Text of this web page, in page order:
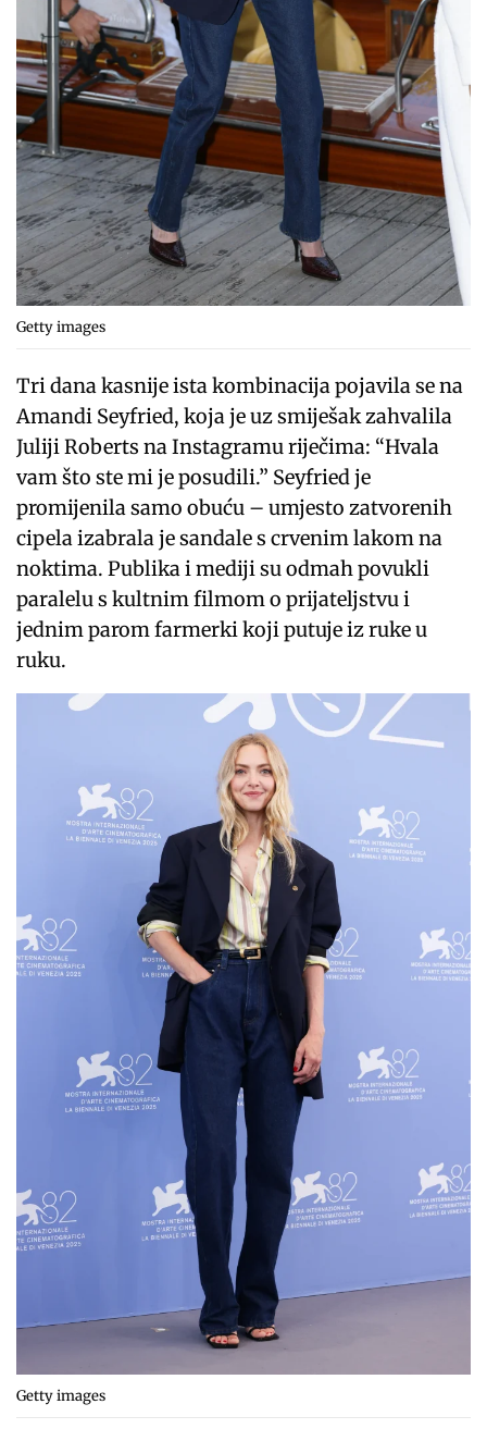
Getty images
Tri dana kasnije ista kombinacija pojavila se na
Amandi Seyfried, koja je uz smiješak zahvalila
Juliji Roberts na Instagramu riječima: “Hvala
vam što ste mi je posudili.” Seyfried je
promijenila samo obuću – umjesto zatvorenih
cipela izabrala je sandale s crvenim lakom na
noktima. Publika i mediji su odmah povukli
paralelu s kultnim filmom o prijateljstvu i
jednim parom farmerki koji putuje iz ruke u
ruku.
Getty images